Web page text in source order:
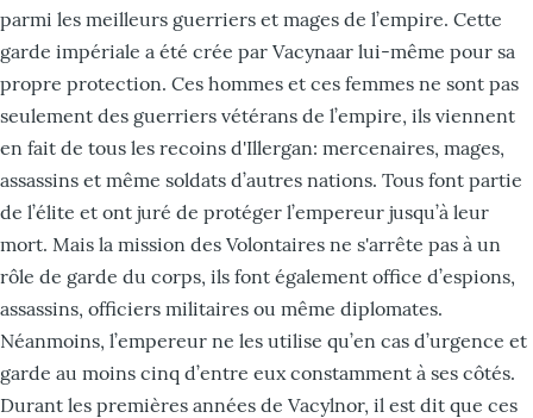
parmi les meilleurs guerriers et mages de l’empire. Cette
garde impériale a été crée par Vacynaar lui-même pour sa
propre protection. Ces hommes et ces femmes ne sont pas
seulement des guerriers vétérans de l’empire, ils viennent
en fait de tous les recoins d'Illergan: mercenaires, mages,
assassins et même soldats d’autres nations. Tous font partie
de l’élite et ont juré de protéger l’empereur jusqu’à leur
mort. Mais la mission des Volontaires ne s'arrête pas à un
rôle de garde du corps, ils font également office d’espions,
assassins, officiers militaires ou même diplomates.
Néanmoins, l’empereur ne les utilise qu’en cas d’urgence et
garde au moins cinq d’entre eux constamment à ses côtés.
Durant les premières années de Vacylnor, il est dit que ces